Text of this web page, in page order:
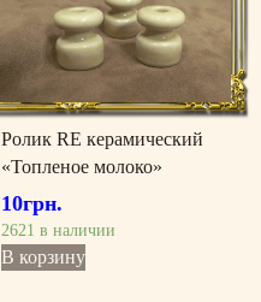
Ролик RE керамический
«Топленое молоко»
10грн.
2621 в наличии
В корзину